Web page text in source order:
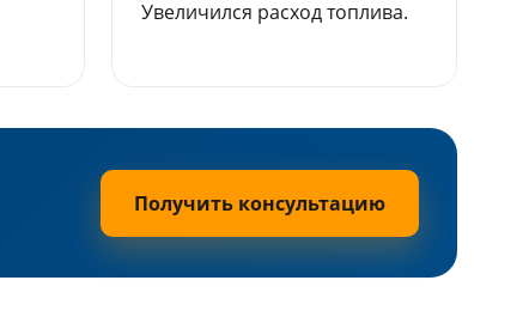
Увеличился расход топлива.
Получить консультацию